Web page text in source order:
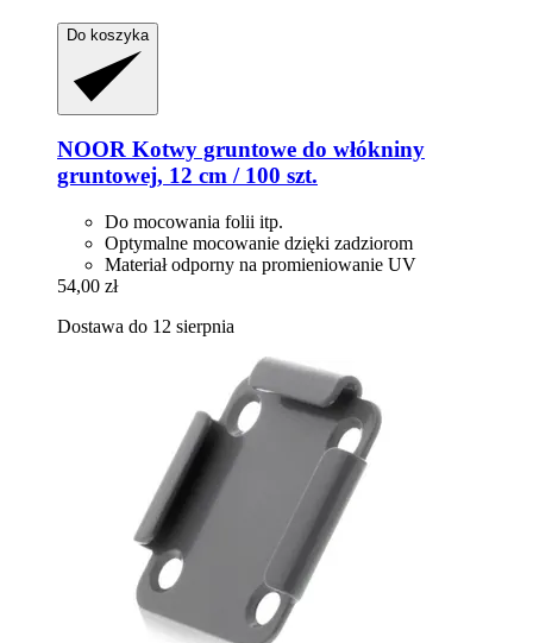
Do koszyka
NOOR Kotwy gruntowe do włókniny
gruntowej, 12 cm / 100 szt.
Do mocowania folii itp.
Optymalne mocowanie dzięki zadziorom
Materiał odporny na promieniowanie UV
54,00 zł
Dostawa do 12 sierpnia